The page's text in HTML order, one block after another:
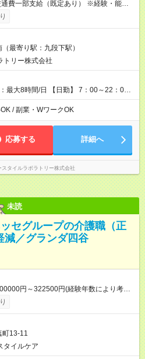
費一部支給（既定あり） ※経験・能力を
採用時と異なる部分があります。 雇用
す。 給与：時給 1,230円以上
最寄り駅：九段下駅）
トリー株式会社
最大8時間/日 【日勤】 7：00～22：00
通り） ※週1日～OK ／ 夜勤
）
/ 副業・WワークOK
応募する 詳細へ
スタイルラボラトリー株式会社
未読
セグループの介護職（正
減／グランダ四谷
円～322500円(経験年数により考
育手当 月10000円／月
ネ資格手当 5000円／月、年末年始手当、
専門資格を設け、資格取得者には1資格
手当を支給 ※月給は居住支援特別手当
別手当は、当社入社歴のある場合、金
ください。 【試用期間】試用
町13-11
タイルケア